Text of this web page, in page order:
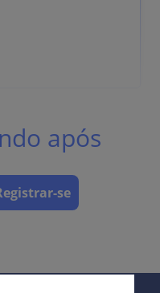
tendência a
após
se